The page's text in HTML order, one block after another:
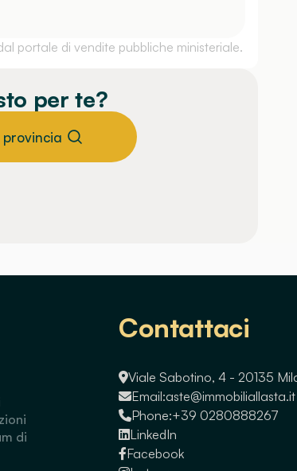
portale di vendite pubbliche ministeriale.
per te?
di
Contattaci
Viale Sabotino, 4 - 20135
Email:aste@immobiliallasta.it
Phone:+39 0280888267
LinkedIn
Facebook